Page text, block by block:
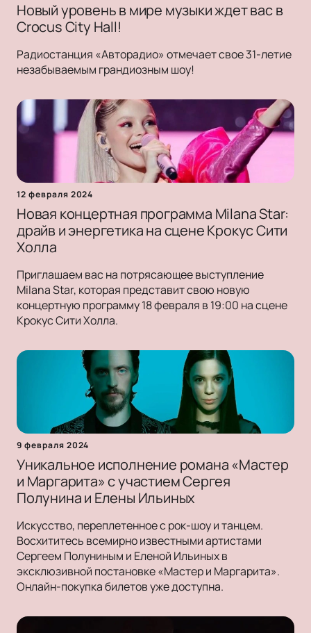
Новый уровень в мире музыки ждет вас в
Crocus City Hall!
Радиостанция «Авторадио» отмечает свое 31-летие
незабываемым грандиозным шоу!
12 февраля 2024
Новая концертная программа Milana Star:
драйв и энергетика на сцене Крокус Сити
Холла
Приглашаем вас на потрясающее выступление
Milana Star, которая представит свою новую
концертную программу 18 февраля в 19:00 на сцене
Крокус Сити Холла.
9 февраля 2024
Уникальное исполнение романа «Мастер
и Маргарита» с участием Сергея
Полунина и Елены Ильиных
Искусство, переплетенное с рок-шоу и танцем.
Восхититесь всемирно известными артистами
Сергеем Полуниным и Еленой Ильиных в
эксклюзивной постановке «Мастер и Маргарита».
Онлайн-покупка билетов уже доступна.